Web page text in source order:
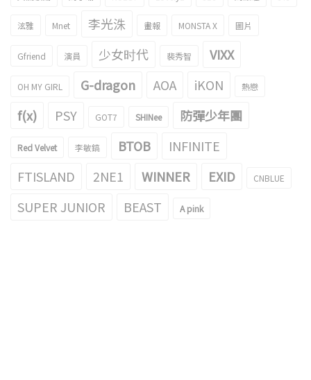
泫雅 Mnet 李光洙 畫報 MONSTA X 圖片
Gfriend 演員 少女时代 裴秀智 VIXX
OH MY GIRL G-dragon AOA iKON 熱戀
f(x) PSY GOT7 SHINee 防彈少年團
Red Velvet 李敏鎬 BTOB
INFINITE
FTISLAND
2NE1 WINNER EXID CNBLUE
SUPER JUNIOR BEAST A pink